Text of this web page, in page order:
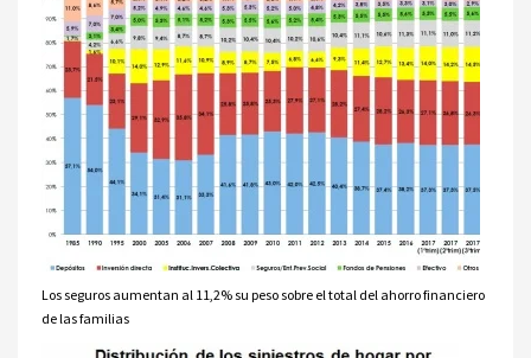
Los seguros aumentan al 11,2% su peso sobre el total del ahorro financiero
de las familias